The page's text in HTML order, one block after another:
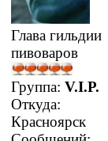
Глава гильдии
пивоваров
Группа: V.I.P.
Откуда:
Красноярск